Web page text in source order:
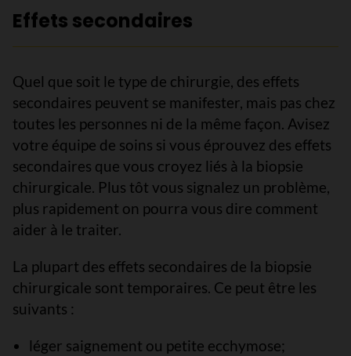
Effets secondaires
Quel que soit le type de chirurgie, des effets
secondaires peuvent se manifester, mais pas chez
toutes les personnes ni de la même façon. Avisez
votre équipe de soins si vous éprouvez des effets
secondaires que vous croyez liés à la biopsie
chirurgicale. Plus tôt vous signalez un problème,
plus rapidement on pourra vous dire comment
aider à le traiter.
La plupart des effets secondaires de la biopsie
chirurgicale sont temporaires. Ce peut être les
suivants :
léger saignement ou petite ecchymose;